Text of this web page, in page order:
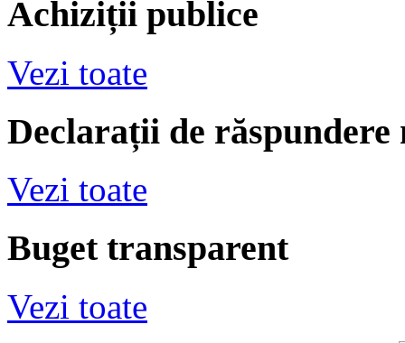
Achiziții publice
Vezi toate
Declarații de răspundere
Vezi toate
Buget transparent
Vezi toate